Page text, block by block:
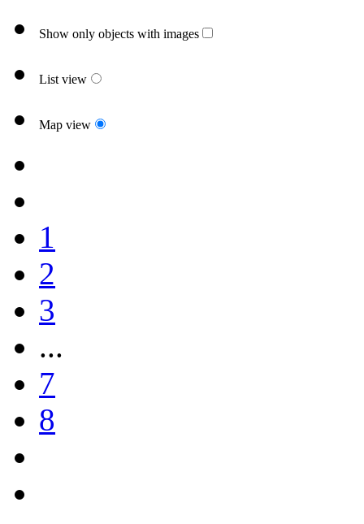
Show only objects with images
List view
Map view
1
2
3
...
7
8